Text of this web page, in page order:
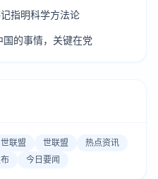
指明科学方法论
国的事情，关键在党
世联盟 世联盟
热点资讯
今日要闻